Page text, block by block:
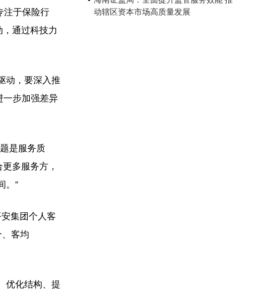
于保险行
通过科技力
动，要深入推
一步加强差异
是服务质
多服务方，
。”
集团个人客
客均
优化结构、提
动辖区资本市场高质量发展